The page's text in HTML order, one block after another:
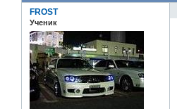
FROST
Ученик